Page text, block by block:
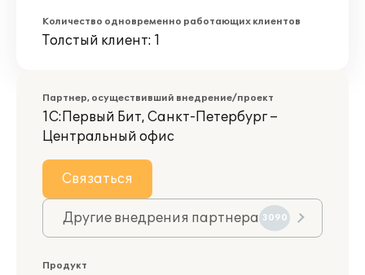
Количество одновременно работающих клиентов
Толстый клиент: 1
Партнер, осуществивший внедрение/проект
1С:Первый Бит, Санкт-Петербург –
Центральный офис
Связаться
Другие внедрения партнера 3090
Продукт